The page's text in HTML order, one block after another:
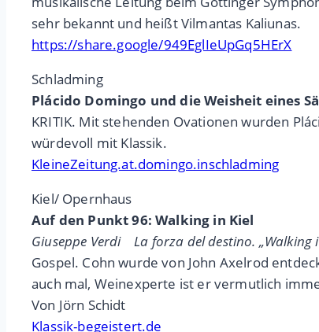
sehr bekannt und heißt Vilmantas Kaliunas.
https://share.google/949EglIeUpGq5HErX
Schladming
Plácido Domingo und die Weisheit eines
KRITIK. Mit stehenden Ovationen wurden
würdevoll mit Klassik.
KleineZeitung.at.domingo.inschladming
Kiel/ Opernhaus
Auf den Punkt 96: Walking in Kiel
Giuseppe Verdi La forza del destino. „Walking
Gospel. Cohn wurde von John Axelrod
auch mal, Weinexperte ist er vermutlich
Von Jörn Schidt
Klassik-begeistert.de